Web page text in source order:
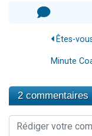
Êtes-
Minute
2 commentaires